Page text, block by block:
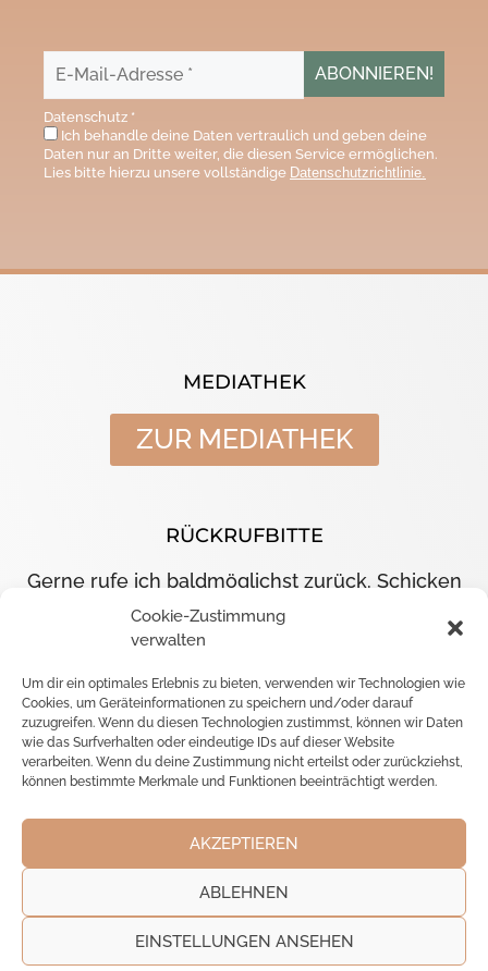
Cookie-Zustimmung
verwalten
Um dir ein optimales Erlebnis zu bieten, verwenden wir Technologien wie
Cookies, um Geräteinformationen zu speichern und/oder darauf
zuzugreifen. Wenn du diesen Technologien zustimmst, können wir Daten
wie das Surfverhalten oder eindeutige IDs auf dieser Website
verarbeiten. Wenn du deine Zustimmung nicht erteilst oder zurückziehst,
können bestimmte Merkmale und Funktionen beeinträchtigt werden.
AKZEPTIEREN
ABLEHNEN
EINSTELLUNGEN ANSEHEN
Datenschutz *
Ich behandle deine Daten vertraulich und geben deine
Daten nur an Dritte weiter, die diesen Service ermöglichen.
Lies bitte hierzu unsere vollständige Datenschutzrichtlinie.
KLEINGEDRUCKTES
Impressum
MEDIATHEK
ZUR MEDIATHEK
RÜCKRUFBITTE
Gerne rufe ich baldmöglichst zurück. Schicken
Sie mir dazu bitte einfach Ihre Nummer.
Telefon-Nummer
SENDEN